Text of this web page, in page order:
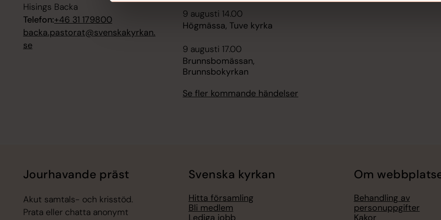
Hisings Backa
Telefon:+46 31 179800
backa.pastorat@svenskakyrkan.
se
9 augusti 14.00
Högmässa, Tuve kyrka
9 augusti 17.00
Brunnsbomässan,
Brunnsbokyrkan
Se fler kommande händelser
Jourhavande präst
Akut samtals- och krisstöd.
Prata eller chatta anonymt
Svenska kyrkan
Hitta församling
Bli medlem
Lediga jobb
Om
Behandling av
personuppgifter
Kakor